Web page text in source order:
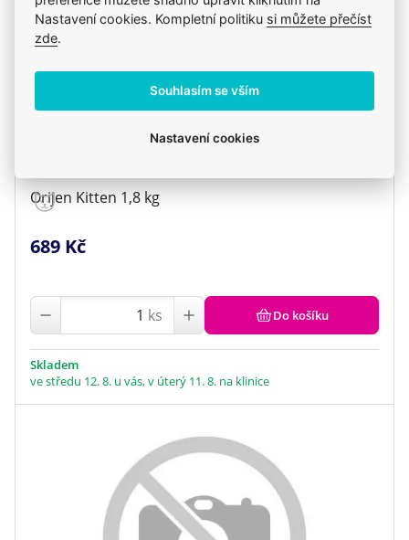
Orijen Kitten 1,8 kg
689 Kč
ks Do košíku
Skladem
ve středu 12. 8. u vás, v úterý 11. 8. na klinice
Nastavení cookies. Kompletní politiku si můžete přečíst
zde.
Souhlasím se vším
Nastavení cookies